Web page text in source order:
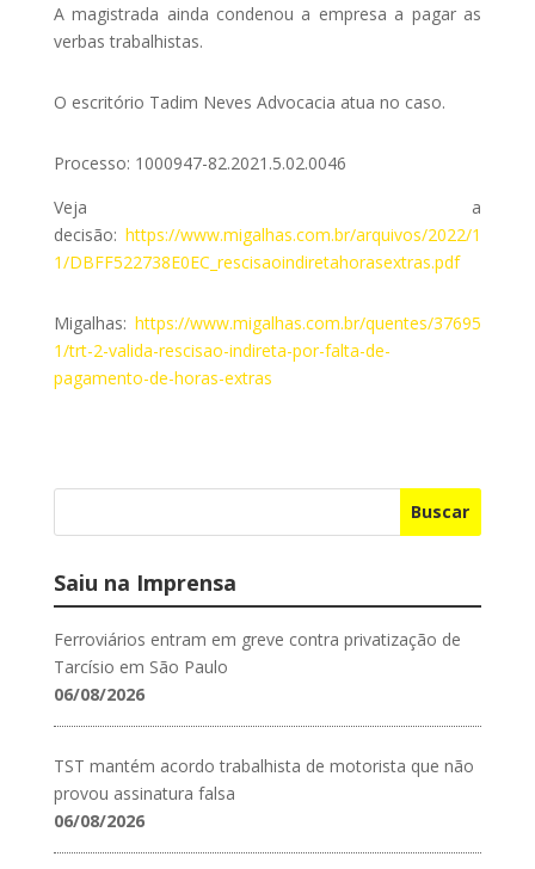
A magistrada ainda condenou a empresa a pagar as
verbas trabalhistas.
O escritório Tadim Neves Advocacia atua no caso.
Processo: 1000947-82.2021.5.02.0046
Veja a
decisão:https://www.migalhas.com.br/arquivos/2022/1
1/DBFF522738E0EC_rescisaoindiretahorasextras.pdf
Migalhas:https://www.migalhas.com.br/quentes/37695
1/trt-2-valida-rescisao-indireta-por-falta-de-
pagamento-de-horas-extras
Buscar
Saiu na Imprensa
Ferroviários entram em greve contra privatização de
Tarcísio em São Paulo
06/08/2026
TST mantém acordo trabalhista de motorista que não
provou assinatura falsa
06/08/2026